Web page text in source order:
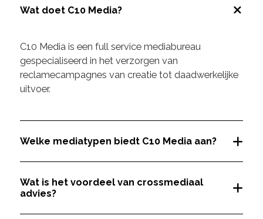
Wat doet C10 Media?
C10 Media is een full service mediabureau
gespecialiseerd in het verzorgen van
reclamecampagnes van creatie tot daadwerkelijke
uitvoer.
Welke mediatypen biedt C10 Media aan?
Wat is het voordeel van crossmediaal
advies?